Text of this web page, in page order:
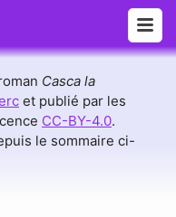
Casca la
et publié par les
CC-BY-4.0.
le sommaire ci-